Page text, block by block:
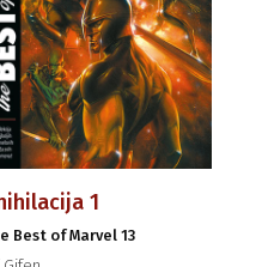
1
Best of Marvel 13